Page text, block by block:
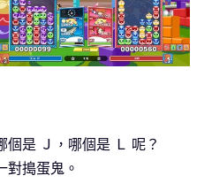
是 Ｊ，哪個是 Ｌ 呢？
對搗蛋鬼。